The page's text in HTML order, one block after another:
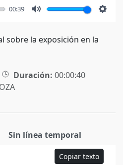
00:39
sobre la exposición en la
Duración: 00:00:40
Sin línea temporal
Copiar texto